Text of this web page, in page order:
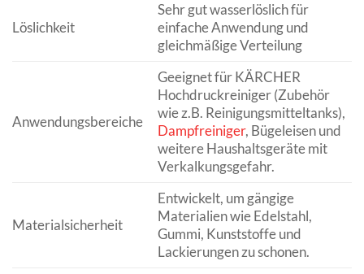
Löslichkeit
Sehr gut wasserlöslich für
einfache Anwendung und
gleichmäßige Verteilung
Anwendungsbereiche
Geeignet für KÄRCHER
Hochdruckreiniger (Zubehör
wie z.B. Reinigungsmitteltanks),
Dampfreiniger, Bügeleisen und
weitere Haushaltsgeräte mit
Verkalkungsgefahr.
Materialsicherheit
Entwickelt, um gängige
Materialien wie Edelstahl,
Gummi, Kunststoffe und
Lackierungen zu schonen.